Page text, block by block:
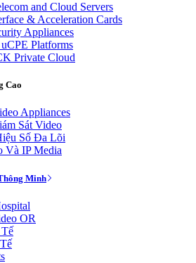
and Cloud Servers
& Acceleration Cards
Appliances
Platforms
Private Cloud
Cao
Appliances
Sát Video
Số Đa Lõi
Và IP Media
Minh
OR